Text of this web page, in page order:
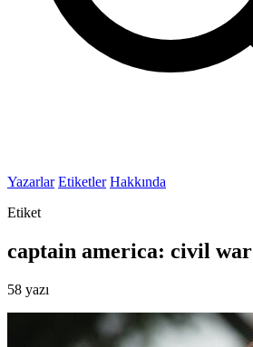
Yazarlar Etiketler Hakkında
Etiket
captain america: civil war
58 yazı